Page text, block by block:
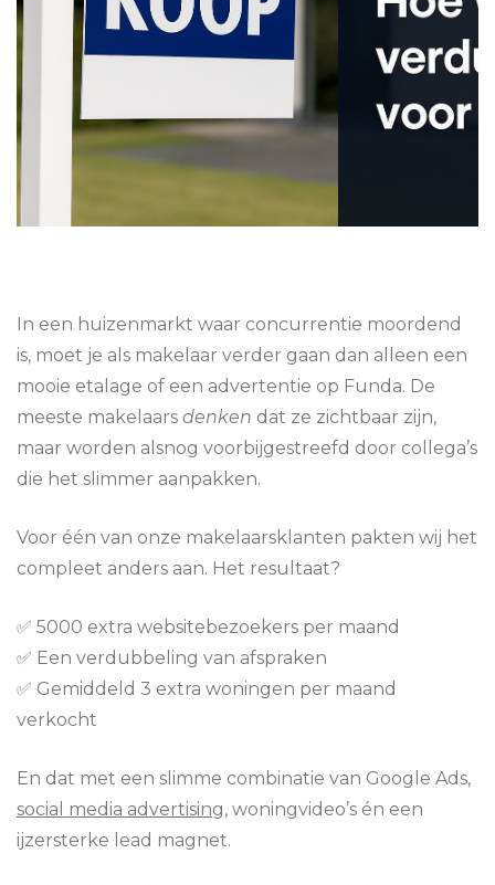
In een huizenmarkt waar concurrentie moordend
is, moet je als makelaar verder gaan dan alleen een
mooie etalage of een advertentie op Funda. De
meeste makelaars denken dat ze zichtbaar zijn,
maar worden alsnog voorbijgestreefd door collega’s
die het slimmer aanpakken.
Voor één van onze makelaarsklanten pakten wij het
compleet anders aan. Het resultaat?
✅ 5000 extra websitebezoekers per maand
✅ Een verdubbeling van afspraken
✅ Gemiddeld 3 extra woningen per maand
verkocht
En dat met een slimme combinatie van Google Ads,
social media advertising, woningvideo’s én een
ijzersterke lead magnet.